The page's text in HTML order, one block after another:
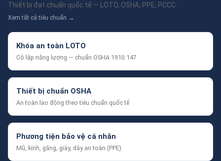
Thiết bị đạt chuẩn quốc tế — LOTO, OSHA, PPE, PCCC.
Xem tất cả tiêu chuẩn →
Khóa an toàn LOTO
Cô lập năng lượng — chuẩn OSHA 1910.147
Thiết bị chuẩn OSHA
An toàn lao động theo tiêu chuẩn quốc tế
Phương tiện bảo vệ cá nhân
Mũ, kính, găng, giày, dây an toàn (PPE)